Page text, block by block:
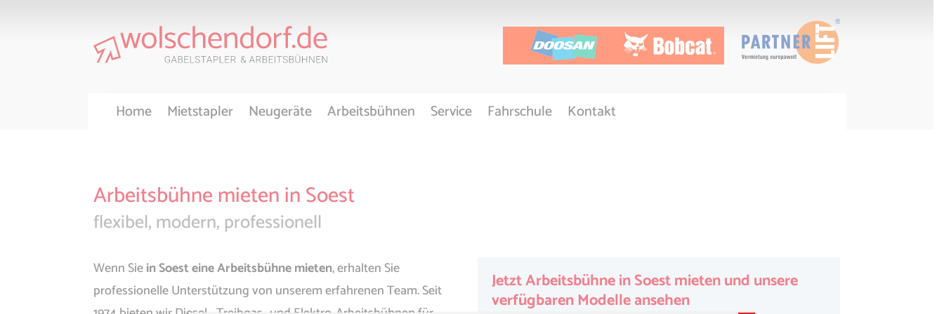
Home Mietstapler Neugeräte Arbeitsbühnen Service Fahrschule Kontakt
Arbeitsbühne mieten in Soest
flexibel, modern, professionell
Wenn Siein Soest eine Arbeitsbühne mieten, erhalten Sie
professionelle Unterstützung von unserem erfahrenen Team. Seit
Jetzt Arbeitsbühne in Soest mieten und unsere
verfügbaren Modelle ansehen